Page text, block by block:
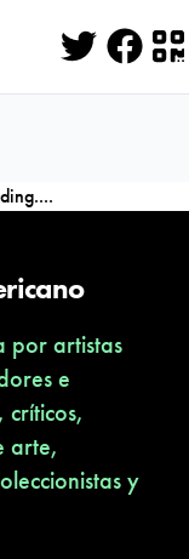
Twitter
por artistas
e
arte,
y